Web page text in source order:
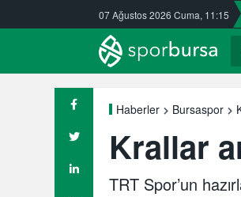
07 Ağustos 2026 Cuma, 11:15
Nilüfer’de yaz okullarına
Haberler Bursaspor
Krallar
TRT Spor’un